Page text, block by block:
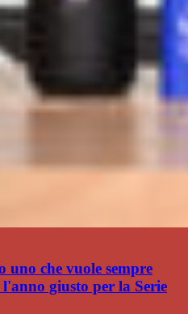
che vuole sempre
l'anno giusto per la Serie